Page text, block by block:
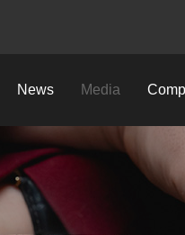
News Media